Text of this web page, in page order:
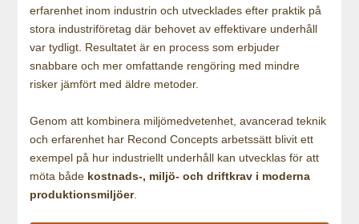
erfarenhet inom industrin och utvecklades efter praktik på
stora industriföretag där behovet av effektivare underhåll
var tydligt. Resultatet är en process som erbjuder
snabbare och mer omfattande rengöring med mindre
risker jämfört med äldre metoder.
Genom att kombinera miljömedvetenhet, avancerad teknik
och erfarenhet har Recond Concepts arbetssätt blivit ett
exempel på hur industriellt underhåll kan utvecklas för att
möta både kostnads-, miljö- och driftkrav i moderna
produktionsmiljöer.